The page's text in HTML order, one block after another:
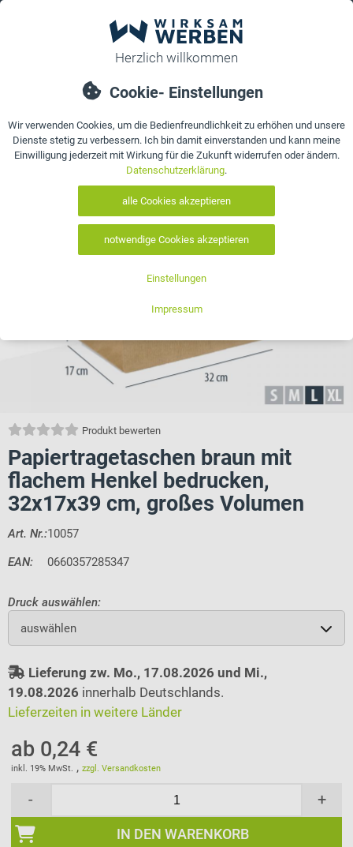
Produkt bewerten
Papiertragetaschen braun mit
flachem Henkel bedrucken,
32x17x39 cm, großes Volumen
Art. Nr.:10057
EAN: 0660357285347
Druck auswählen:
auswählen
Lieferung zw. Mo., 17.08.2026 und Mi.,
19.08.2026 innerhalb Deutschlands.
Lieferzeiten in weitere Länder
ab 0,24 €
inkl. 19% MwSt. ,zzgl. Versandkosten
- +
IN DEN WARENKORB
Details Bewertungen Kontakt